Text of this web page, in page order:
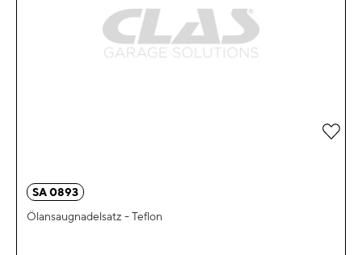
SA 0893
Ölansaugnadelsatz - Teflon
Zur